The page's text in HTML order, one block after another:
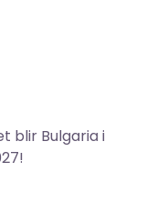
blir Bulgaria i